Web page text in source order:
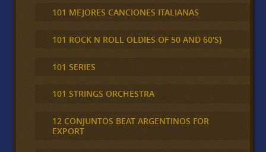
101 MEJORES CANCIONES ITALIANAS
101 ROCK N ROLL OLDIES OF 50 AND 60'S}
101 SERIES
101 STRINGS ORCHESTRA
12 CONJUNTOS BEAT ARGENTINOS FOR
EXPORT